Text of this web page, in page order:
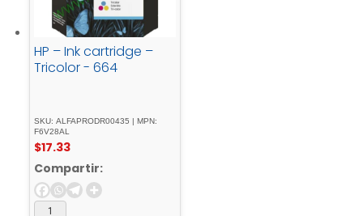
HP – Ink cartridge –
Tricolor - 664
SKU: ALFAPRODR00435 | MPN:
F6V28AL
$17.33
Compartir: